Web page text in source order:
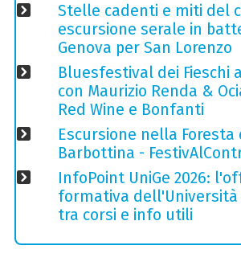
Stelle cadenti e miti del
escursione serale in
Genova per San Lorenzo
Bluesfestival dei Fieschi
con Maurizio Renda &
Red Wine e Bonfanti
Escursione nella Foresta
Barbottina -
InfoPoint UniGe 2026:
formativa dell'Università
tra corsi e info utili